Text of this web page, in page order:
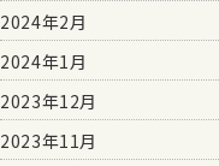
2024年2月
2024年1月
2023年12月
2023年11月